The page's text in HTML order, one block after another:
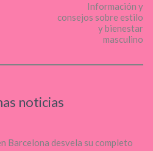
Información y
consejos sobre estilo
y bienestar
masculino
noticias
Barcelona desvela su completo